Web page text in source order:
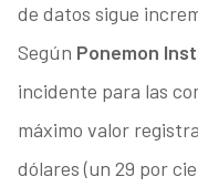
de datos sigue
Según Ponemon
incidente para las
máximo valor
dólares (un 29 por